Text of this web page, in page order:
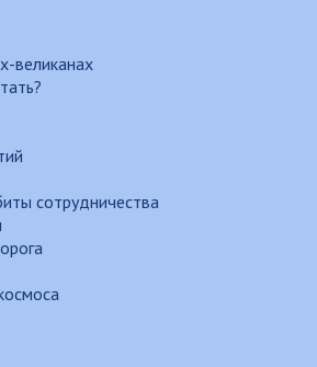
великанах
сотрудничества